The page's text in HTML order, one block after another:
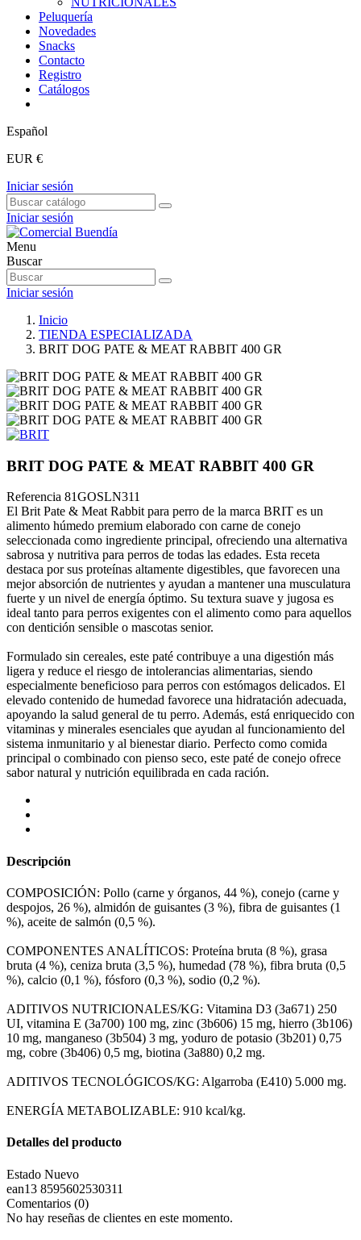
Peluquería
Novedades
Snacks
Contacto
Registro
Catálogos
Español
EUR €
Iniciar sesión
Iniciar sesión
Menu
Buscar
Iniciar sesión
Inicio
TIENDA ESPECIALIZADA
BRIT DOG PATE & MEAT RABBIT 400 GR
BRIT DOG PATE & MEAT RABBIT 400 GR
Referencia 81GOSLN311
El Brit Pate & Meat Rabbit para perro de la marca BRIT es un
alimento húmedo premium elaborado con carne de conejo
seleccionada como ingrediente principal, ofreciendo una alternativa
sabrosa y nutritiva para perros de todas las edades. Esta receta
destaca por sus proteínas altamente digestibles, que favorecen una
mejor absorción de nutrientes y ayudan a mantener una musculatura
fuerte y un nivel de energía óptimo. Su textura suave y jugosa es
ideal tanto para perros exigentes con el alimento como para aquellos
con dentición sensible o mascotas senior.
Formulado sin cereales, este paté contribuye a una digestión más
ligera y reduce el riesgo de intolerancias alimentarias, siendo
especialmente beneficioso para perros con estómagos delicados. El
elevado contenido de humedad favorece una hidratación adecuada,
apoyando la salud general de tu perro. Además, está enriquecido con
vitaminas y minerales esenciales que ayudan al funcionamiento del
sistema inmunitario y al bienestar diario. Perfecto como comida
principal o combinado con pienso seco, este paté de conejo ofrece
sabor natural y nutrición equilibrada en cada ración.
Descripción
COMPOSICIÓN: Pollo (carne y órganos, 44 %), conejo (carne y
despojos, 26 %), almidón de guisantes (3 %), fibra de guisantes (1
%), aceite de salmón (0,5 %).
COMPONENTES ANALÍTICOS: Proteína bruta (8 %), grasa
bruta (4 %), ceniza bruta (3,5 %), humedad (78 %), fibra bruta (0,5
%), calcio (0,1 %), fósforo (0,3 %), sodio (0,2 %).
ADITIVOS NUTRICIONALES/KG: Vitamina D3 (3a671) 250
UI, vitamina E (3a700) 100 mg, zinc (3b606) 15 mg, hierro (3b106)
10 mg, manganeso (3b504) 3 mg, yoduro de potasio (3b201) 0,75
mg, cobre (3b406) 0,5 mg, biotina (3a880) 0,2 mg.
ADITIVOS TECNOLÓGICOS/KG: Algarroba (E410) 5.000 mg.
ENERGÍA METABOLIZABLE: 910 kcal/kg.
Detalles del producto
Estado Nuevo
ean13 8595602530311
Comentarios (0)
No hay reseñas de clientes en este momento.